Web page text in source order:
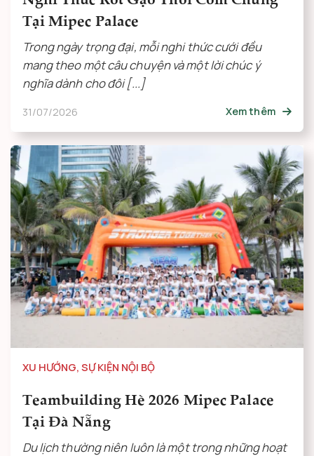
Tại Mipec Palace
Trong ngày trọng đại, mỗi nghi thức cưới đều
mang theo một câu chuyện và một lời chúc ý
nghĩa dành cho đôi [...]
31/07/2026 Xem thêm
XU HƯỚNG, SỰ KIỆN NỘI BỘ
Teambuilding Hè 2026 Mipec Palace
Tại Đà Nẵng
Du lịch thường niên luôn là một trong những hoạt